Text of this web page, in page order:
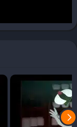
la evolución
sinceras,
y escenas
para la empatía y
cliente y ayudarles
un toque emocional
ligeros.